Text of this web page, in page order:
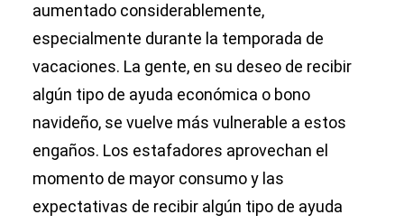
aumentado considerablemente,
especialmente durante la temporada de
vacaciones. La gente, en su deseo de recibir
algún tipo de ayuda económica o bono
navideño, se vuelve más vulnerable a estos
engaños. Los estafadores aprovechan el
momento de mayor consumo y las
expectativas de recibir algún tipo de ayuda